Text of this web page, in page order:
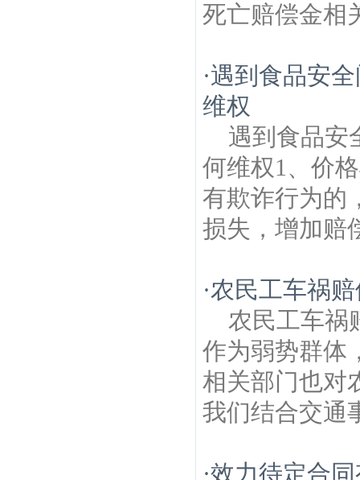
死亡赔偿金相
·遇到食品安
维权
遇到食品安
何维权1、价
有欺诈行为的
损失，增加赔
·农民工车祸
农民工车祸
作为弱势群体
相关部门也对
我们结合交通
·效力待定合